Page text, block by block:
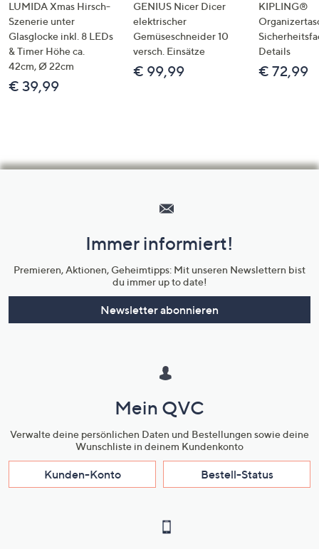
LUMIDA Xmas Hirsch-
Szenerie unter
Glasglocke inkl. 8 LEDs
& Timer Höhe ca.
42cm, Ø 22cm
€ 39,99
GENIUS Nicer Dicer
elektrischer
Gemüseschneider 10
versch. Einsätze
€ 99,99
KIPLING®
Details
€ 72,99
Unternehmensinformationen
Immer informiert!
Premieren, Aktionen, Geheimtipps: Mit unseren Newslettern bist
du immer up to date!
Newsletter abonnieren
Mein QVC
Verwalte deine persönlichen Daten und Bestellungen sowie deine
Wunschliste in deinem Kundenkonto
Kunden-Konto Bestell-Status